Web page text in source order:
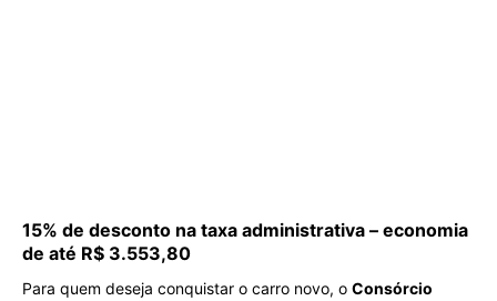
15% de desconto na taxa administrativa – economia
de até R$ 3.553,80
Para quem deseja conquistar o carro novo, o Consórcio